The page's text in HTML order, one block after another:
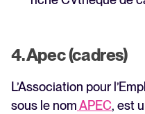
4. Apec (cadres)
L’Association pour
sous le nomAPEC, est